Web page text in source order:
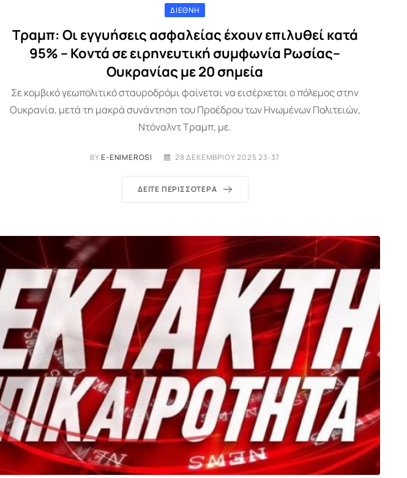
ΔΙΕΘΝΉ
Τραμπ: Οι εγγυήσεις ασφαλείας έχουν επιλυθεί κατά
95% – Κοντά σε ειρηνευτική συμφωνία Ρωσίας–
Ουκρανίας με 20 σημεία
Σε κομβικό γεωπολιτικό σταυροδρόμι φαίνεται να εισέρχεται ο πόλεμος στην
Ουκρανία, μετά τη μακρά συνάντηση του Προέδρου των Ηνωμένων Πολιτειών,
Ντόναλντ Τραμπ, με.
BYE-ENIMEROSI 28 ΔΕΚΕΜΒΡΊΟΥ 2025 23:37
ΔΕΊΤΕ ΠΕΡΙΣΣΌΤΕΡΑ